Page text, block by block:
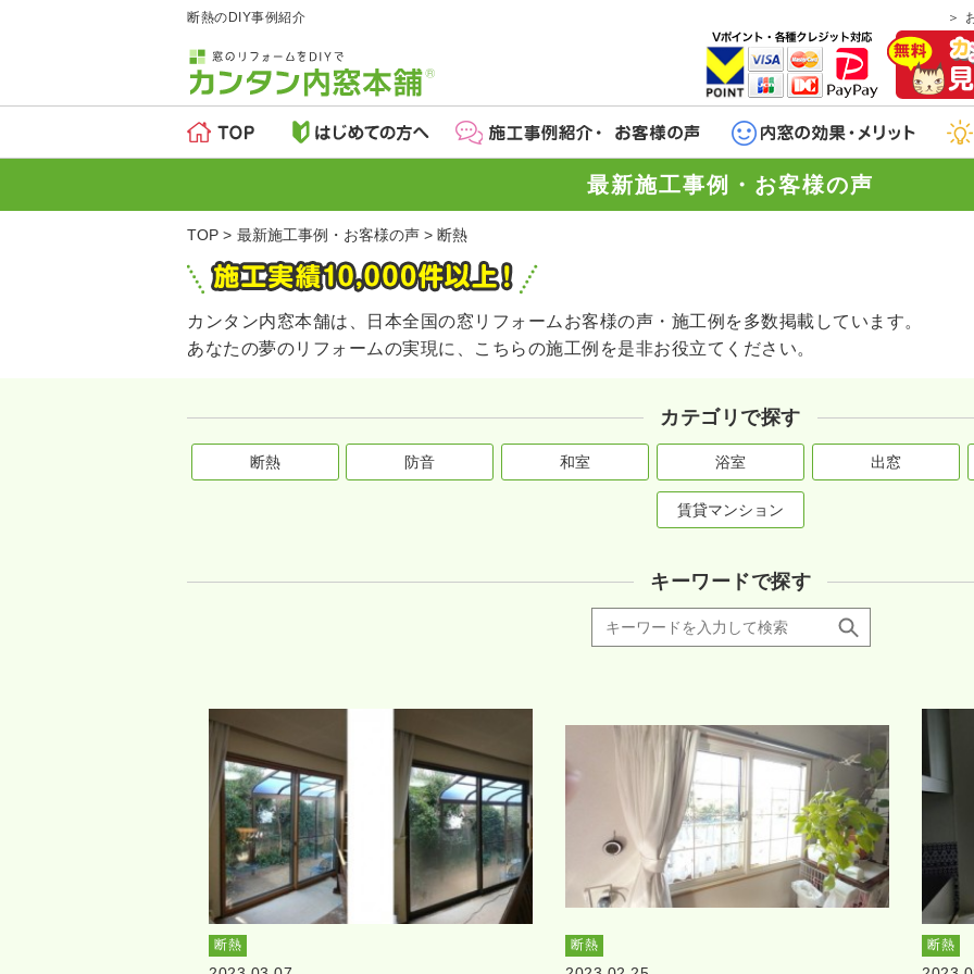
断熱のDIY事例紹介
最新施工事例・お客様の声
TOP 最新施工事例・お客様の声 断熱
カンタン内窓本舗は、日本全国の窓リフォームお客様の声・施工例を多数掲載しています。
あなたの夢のリフォームの実現に、こちらの施工例を是非お役立てください。
カテゴリで探す
断熱 防音 和室 浴室 出窓
賃貸マンション
キーワードで探す
断熱 断熱 断熱